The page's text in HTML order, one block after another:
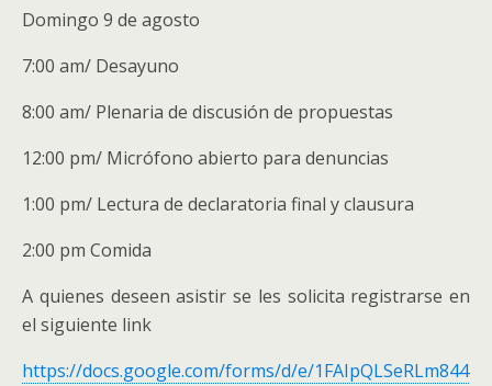
Domingo 9 de agosto
7:00 am/ Desayuno
8:00 am/ Plenaria de discusión de propuestas
12:00 pm/ Micrófono abierto para denuncias
1:00 pm/ Lectura de declaratoria final y clausura
2:00 pm Comida
A quienes deseen asistir se les solicita registrarse en
el siguiente link
https://docs.google.com/forms/d/e/1FAIpQLSeRLm844